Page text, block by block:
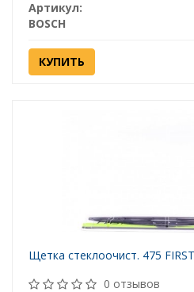
Артикул:
BOSCH
КУПИТЬ
Щетка стеклоочист. 475
0 отзывов